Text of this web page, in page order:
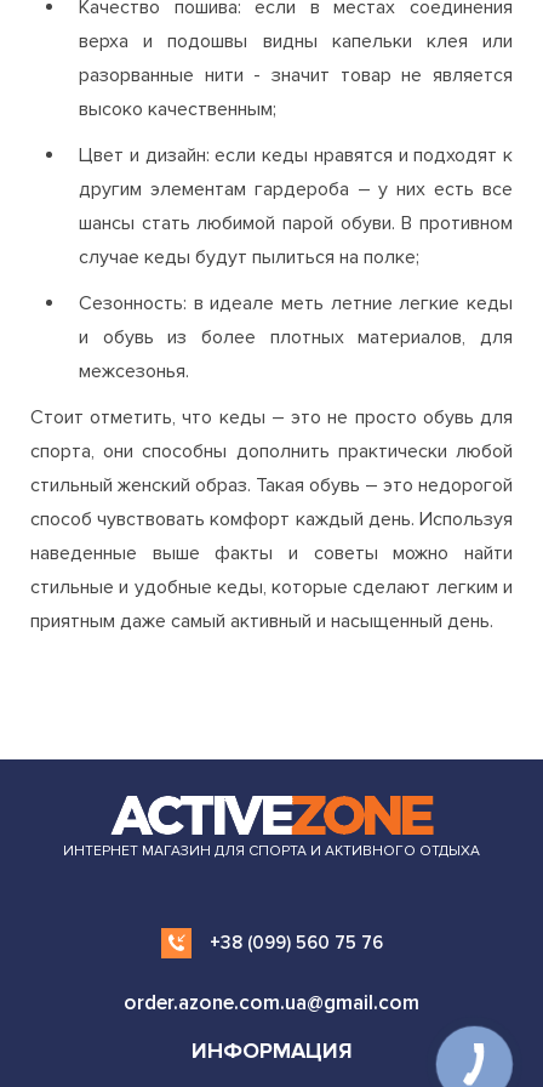
Качество пошива: если в местах соединения
верха и подошвы видны капельки клея или
разорванные нити - значит товар не является
высоко качественным;
Цвет и дизайн: если кеды нравятся и подходят к
другим элементам гардероба – у них есть все
шансы стать любимой парой обуви. В противном
случае кеды будут пылиться на полке;
Сезонность: в идеале меть летние легкие кеды
и обувь из более плотных материалов, для
межсезонья.
Стоит отметить, что кеды – это не просто обувь для
спорта, они способны дополнить практически любой
стильный женский образ. Такая обувь – это недорогой
способ чувствовать комфорт каждый день. Используя
наведенные выше факты и советы можно найти
стильные и удобные кеды, которые сделают легким и
приятным даже самый активный и насыщенный день.
ИНТЕРНЕТ МАГАЗИН ДЛЯ СПОРТА И АКТИВНОГО ОТДЫХА
+38 (099) 560 75 76
order.azone.com.ua@gmail.com
ИНФОРМАЦИЯ